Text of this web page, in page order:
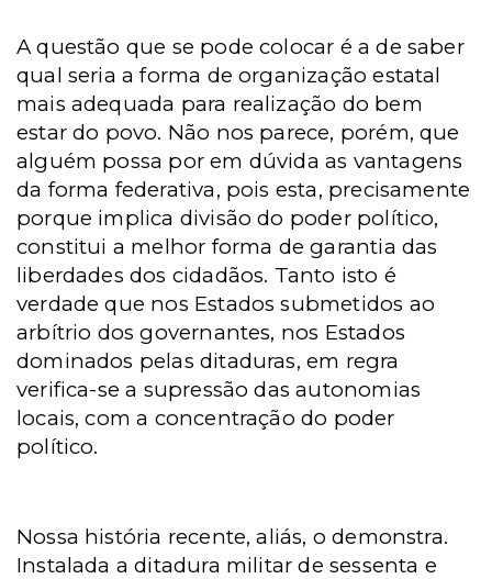
A questão que se pode colocar é a de saber
qual seria a forma de organização estatal
mais adequada para realização do bem
estar do povo. Não nos parece, porém, que
alguém possa por em dúvida as vantagens
da forma federativa, pois esta, precisamente
porque implica divisão do poder político,
constitui a melhor forma de garantia das
liberdades dos cidadãos. Tanto isto é
verdade que nos Estados submetidos ao
arbítrio dos governantes, nos Estados
dominados pelas ditaduras, em regra
verifica-se a supressão das autonomias
locais, com a concentração do poder
político.
Nossa história recente, aliás, o demonstra.
Instalada a ditadura militar de sessenta e